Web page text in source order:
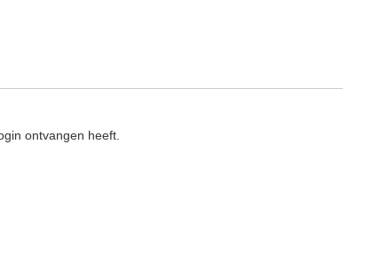
ontvangen heeft.